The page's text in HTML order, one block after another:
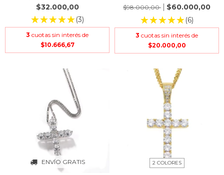
$32.000,00
(3)
3 cuotas sin interés de
$10.666,67
$98.000,00
$60.000,00
(6)
3 cuotas sin interés de
$20.000,00
ENVÍO GRATIS 2 COLORES